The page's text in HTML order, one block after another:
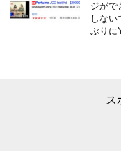
ジがで
しない
ぶりに
ス